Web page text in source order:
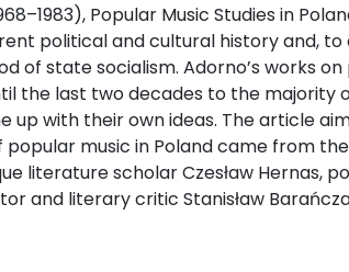
Popular Music Studies in
political and cultural history and,
of state socialism. Adorno’s works
the last two decades to the majority
up with their own ideas. The article
music in Poland came from
literature scholar Czesław Hernas,
and literary critic Stanisław